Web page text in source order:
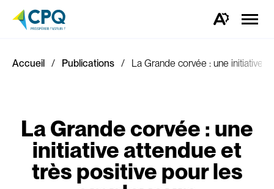
Ouvrez
d'accessibilité.
la
Accueil Publications La Grande corvée : une initiative
La Grande corvée : une
initiative attendue et
très positive pour les